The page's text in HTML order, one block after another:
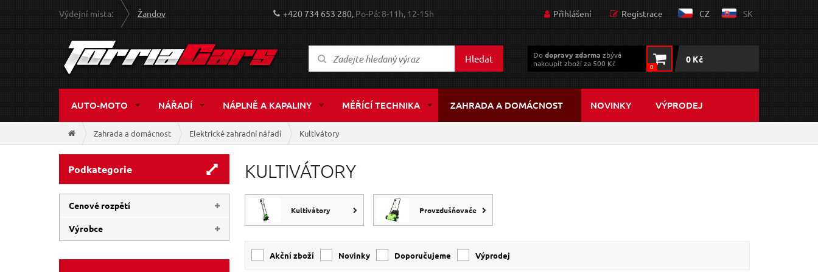
Výdejní místa: Žandov +420 734 653 280,Po-Pá: 8-11h, 12-15h Přihlášení Registrace CZ SK
Hledat Dodopravy zdarma zbývá
nakoupit zboží za 500 Kč
0
0 Kč
AUTO-MOTO NÁŘADÍ NÁPLNĚ A KAPALINY MĚŘÍCÍ TECHNIKA ZAHRADA A DOMÁCNOST NOVINKY VÝPRODEJ
Zahrada a domácnost Elektrické zahradní nářadí Kultivátory
Podkategorie
Cenové rozpětí
289 Kč 1 929 Kč
Výrobce
KULTIVÁTORY
Kultivátory Provzdušňovače
Akční zboží Novinky Doporučujeme Výprodej